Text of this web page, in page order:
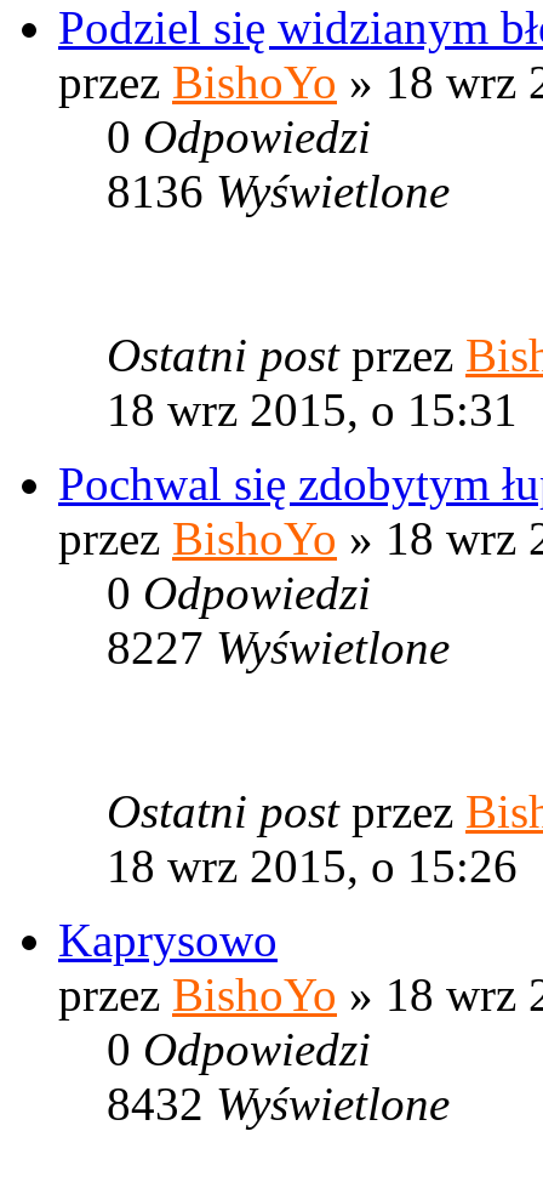
Podziel się widzianym
przez BishoYo » 18 wrz
0 Odpowiedzi
8136 Wyświetlone
Ostatni post przez
18 wrz 2015, o 15:31
Pochwal się zdobytym
przez BishoYo » 18 wrz
0 Odpowiedzi
8227 Wyświetlone
Ostatni post przez
18 wrz 2015, o 15:26
Kaprysowo
przez BishoYo » 18 wrz
0 Odpowiedzi
8432 Wyświetlone